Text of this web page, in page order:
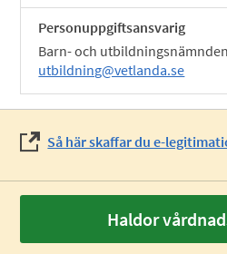
Personuppgiftsansvarig
Barn- och utbildningsnämnden
utbildning@vetlanda.se
Så här skaffar du e-
Haldor